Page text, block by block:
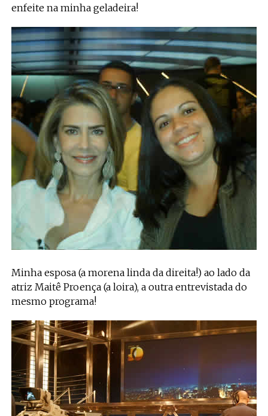
enfeite na minha geladeira!
Minha esposa (a morena linda da direita!) ao lado da
atriz Maitê Proença (a loira), a outra entrevistada do
mesmo programa!